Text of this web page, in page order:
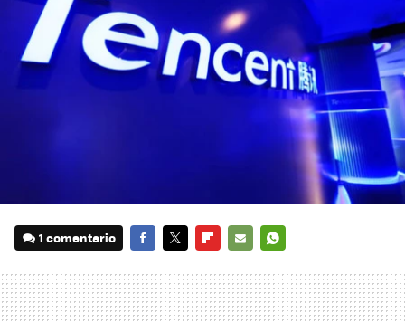
1 comentario
MAIL